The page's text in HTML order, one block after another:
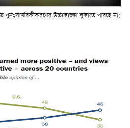
পুনঃসামরিকীকরণের উচ্চাকাঙ্ক্ষা লুকাতে পারছে না: